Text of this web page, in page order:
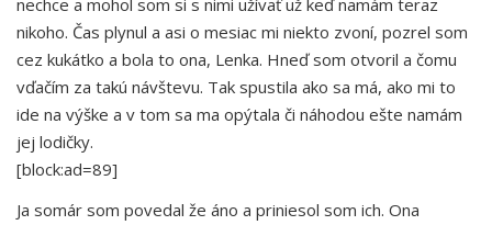
nikoho. Čas plynul a asi o mesiac mi niekto zvoní, pozrel som
cez kukátko a bola to ona, Lenka. Hneď som otvoril a čomu
vďačím za takú návštevu. Tak spustila ako sa má, ako mi to
ide na výške a v tom sa ma opýtala či náhodou ešte namám
jej lodičky.
[block:ad=89]
Ja somár som povedal že áno a priniesol som ich. Ona